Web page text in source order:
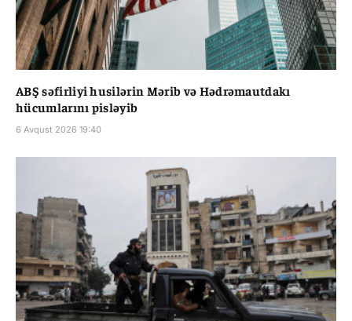
ABŞ səfirliyi husilərin Mərib və Hədrəmautdakı
hücumlarını pisləyib
6 Avqust 2026 19:40